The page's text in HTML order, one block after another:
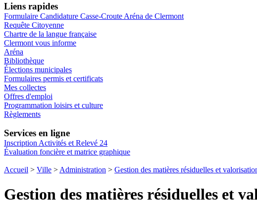
Liens rapides
Formulaire Candidature Casse-Croute Aréna de Clermont
Requête Citoyenne
Chartre de la langue française
Clermont vous informe
Aréna
Bibliothèque
Élections municipales
Formulaires permis et certificats
Mes collectes
Offres d'emploi
Programmation loisirs et culture
Règlements
Services en ligne
Inscription Activités et Relevé 24
Évaluation foncière et matrice graphique
Accueil > Ville >Administration > Gestion des matières résiduelles et
Gestion des matières résiduelles et